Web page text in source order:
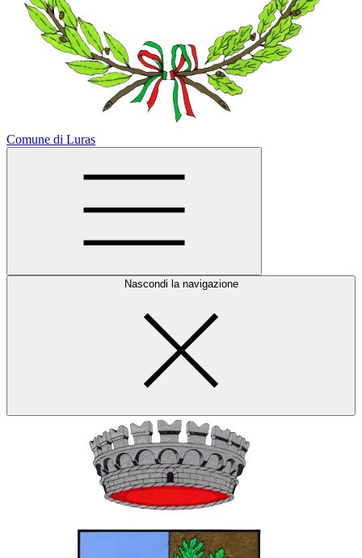
Comune di Luras
Nascondi la navigazione